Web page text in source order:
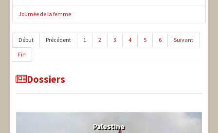
Journée de la femme
Début Précédent 1 2 3 4 5 6
Suivant
Fin
Dossiers
Palestine